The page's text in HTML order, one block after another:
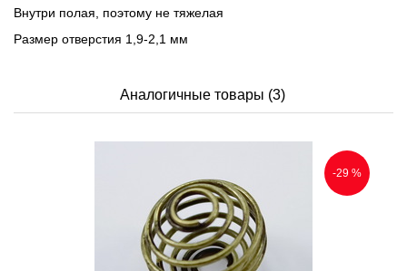
Внутри полая, поэтому не тяжелая
Размер отверстия 1,9-2,1 мм
Аналогичные товары (3)
-29 %